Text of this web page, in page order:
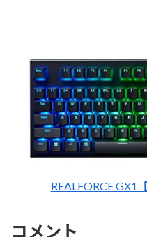
REALFORCE GX1
コメント